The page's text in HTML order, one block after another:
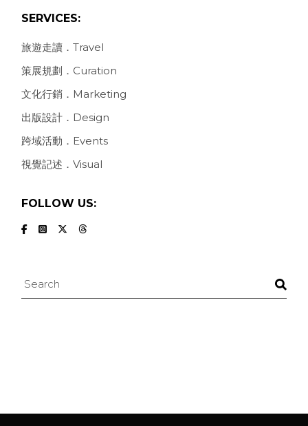
SERVICES:
旅遊走讀．Travel
策展規劃．Curation
文化行銷．Marketing
出版設計．Design
跨域活動．Events
視覺記述．Visual
FOLLOW US:
Search